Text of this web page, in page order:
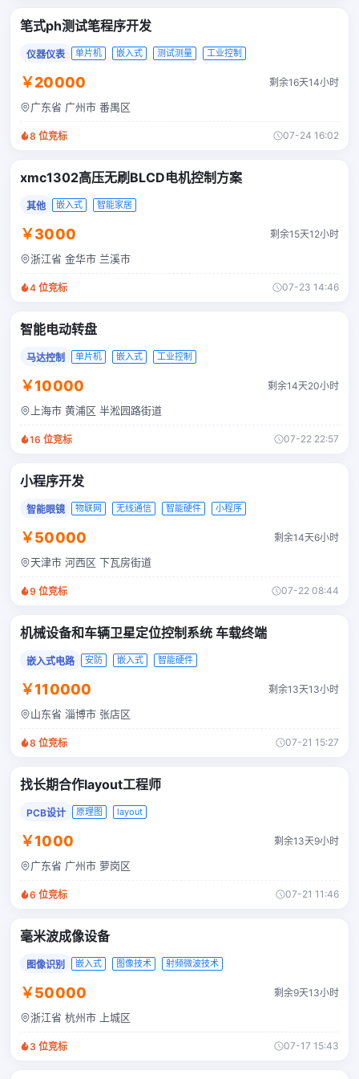
笔式ph测试笔程序开发
仪器仪表 单片机 嵌入式 测试测量 工业控制
￥20000 剩余16天14小时
广东省 广州市 番禺区
8 位竞标 07-24 16:02
xmc1302高压无刷BLCD电机控制方案
其他 嵌入式 智能家居
￥3000 剩余15天12小时
浙江省 金华市 兰溪市
4 位竞标 07-23 14:46
智能电动转盘
马达控制 单片机 嵌入式 工业控制
￥10000 剩余14天20小时
上海市 黄浦区 半淞园路街道
16 位竞标 07-22 22:57
小程序开发
智能眼镜 物联网 无线通信 智能硬件 小程序
￥50000 剩余14天6小时
天津市 河西区 下瓦房街道
9 位竞标 07-22 08:44
机械设备和车辆卫星定位控制系统 车载终端
嵌入式电路 安防 嵌入式 智能硬件
￥110000 剩余13天13小时
山东省 淄博市 张店区
8 位竞标 07-21 15:27
找长期合作layout工程师
PCB设计 原理图 layout
￥1000 剩余13天9小时
广东省 广州市 萝岗区
6 位竞标 07-21 11:46
毫米波成像设备
图像识别 嵌入式 图像技术 射频微波技术
￥50000 剩余9天13小时
浙江省 杭州市 上城区
3 位竞标 07-17 15:43